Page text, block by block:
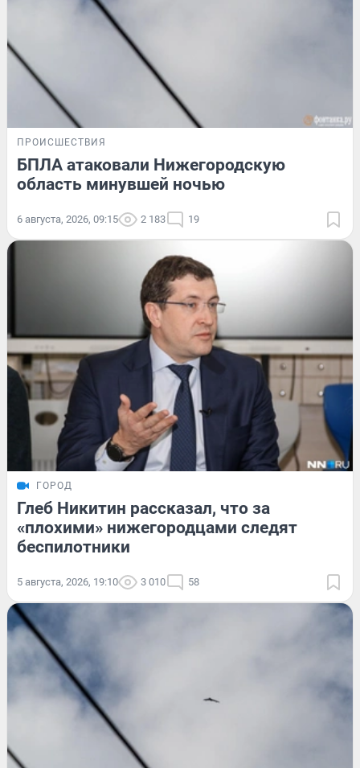
ПРОИСШЕСТВИЯ
БПЛА атаковали Нижегородскую
область минувшей ночью
6 августа, 2026, 09:15 2 183 19
ГОРОД
Глеб Никитин рассказал, что за
«плохими» нижегородцами следят
беспилотники
5 августа, 2026, 19:10 3 010 58